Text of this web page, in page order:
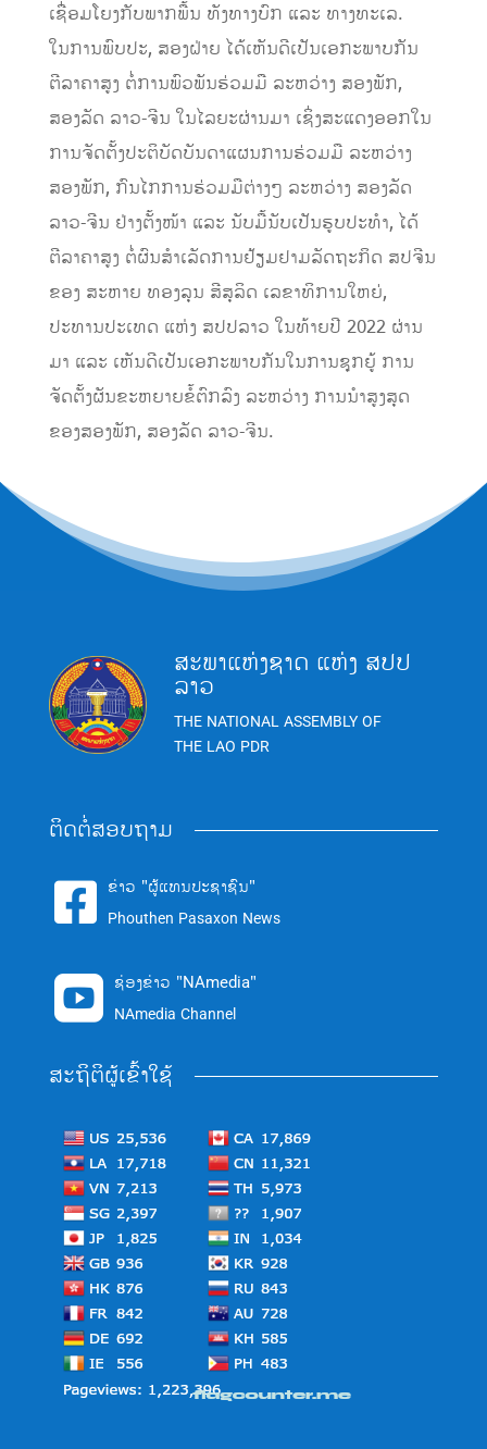
ເຊື່ອມໂຍງກັບພາກພື້ນ ທັງທາງບົກ ແລະ ທາງທະເລ.
ໃນການພົບປະ, ສອງຝ່າຍ ໄດ້ເຫັນດີເປັນເອກະພາບກັນ
ຕີລາຄາສູງ ຕໍ່ການພົວພັນຮ່ວມມື ລະຫວ່າງ ສອງພັກ,
ສອງລັດ ລາວ-ຈີນ ໃນໄລຍະຜ່ານມາ ເຊິ່ງສະແດງອອກໃນ
ການຈັດຕັ້ງປະຕິບັດບັນດາແຜນການຮ່ວມມື ລະຫວ່າງ
ສອງພັກ, ກົນໄກການຮ່ວມມືຕ່າງໆ ລະຫວ່າງ ສອງລັດ
ລາວ-ຈີນ ຢ່າງຕັ້ງໜ້າ ແລະ ນັບມື້ນັບເປັນຮູບປະທໍາ, ໄດ້
ຕີລາຄາສູງ ຕໍ່ຜົນສໍາເລັດການຢ້ຽມຢາມລັດຖະກິດ ສປຈີນ
ຂອງ ສະຫາຍ ທອງລຸນ ສີສຸລິດ ເລຂາທິການໃຫຍ່,
ປະທານປະເທດ ແຫ່ງ ສປປລາວ ໃນທ້າຍປີ 2022 ຜ່ານ
ມາ ແລະ ເຫັນດີເປັນເອກະພາບກັນໃນການຊຸກຍູ້ ການ
ຈັດຕັ້ງຜັນຂະຫຍາຍຂໍ້ຕົກລົງ ລະຫວ່າງ ການນໍາສູງສຸດ
ຂອງສອງພັກ, ສອງລັດ ລາວ-ຈີນ.
ສະພາແຫ່ງຊາດ ແຫ່ງ ສປປ
ລາວ
THE NATIONAL ASSEMBLY OF
THE LAO PDR
ຕິດຕໍ່ສອບຖາມ
 ຂ່າວ "ຜູ້ແທນປະຊາຊົນ"
Phouthen Pasaxon News
 ຊ່ອງຂ່າວ "NAmedia"
NAmedia Channel
ສະຖິຕິຜູ້ເຂົ້າໃຊ້